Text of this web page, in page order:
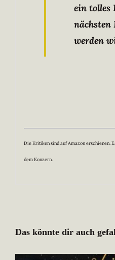
ein tolles
nächsten
werden
Die Kritiken sind auf Amazon erschienen.
dem Konzern.
Das könnte dir auch